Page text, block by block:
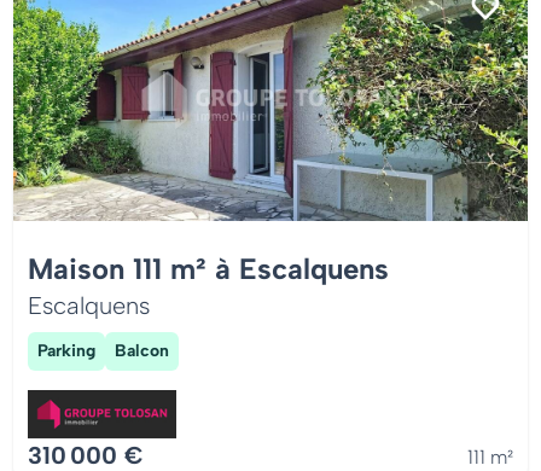
Maison 111 m² à Escalquens
Escalquens
Parking Balcon
310 000 € 111 m²